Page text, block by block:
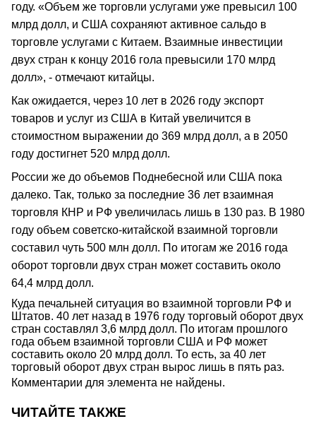
году. «Объем же торговли услугами уже превысил 100
млрд долл, и США сохраняют активное сальдо в
торговле услугами с Китаем. Взаимные инвестиции
двух стран к концу 2016 гола превысили 170 млрд
долл», - отмечают китайцы.
Как ожидается, через 10 лет в 2026 году экспорт
товаров и услуг из США в Китай увеличится в
стоимостном выражении до 369 млрд долл, а в 2050
году достигнет 520 млрд долл.
России же до объемов Поднебесной или США пока
далеко. Так, только за последние 36 лет взаимная
торговля КНР и РФ увеличилась лишь в 130 раз. В 1980
году объем советско-китайской взаимной торговли
составил чуть 500 млн долл. По итогам же 2016 года
оборот торговли двух стран может составить около
64,4 млрд долл.
Куда печальней ситуация во взаимной торговли РФ и
Штатов. 40 лет назад в 1976 году торговый оборот двух
стран составлял 3,6 млрд долл. По итогам прошлого
года объем взаимной торговли США и РФ может
составить около 20 млрд долл. То есть, за 40 лет
торговый оборот двух стран вырос лишь в пять раз.
Комментарии для элемента не найдены.
ЧИТАЙТЕ ТАКЖЕ